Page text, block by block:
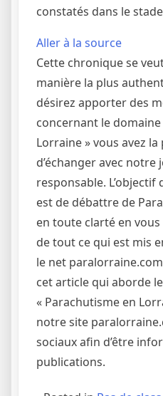
constatés dans le
Aller à la source
Cette chronique se
manière la plus
désirez apporter des
concernant le
Lorraine » vous avez
d’échanger avec notre
responsable.
est de débattre de
en toute clarté en
de tout ce qui est mis
le net
cet article qui aborde
« Parachutisme en
notre site
sociaux afin d’être
publications.